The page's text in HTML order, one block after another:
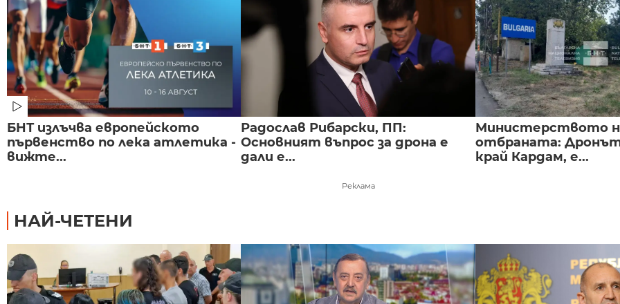
БНТ излъчва европейското
първенство по лека атлетика -
вижте...
Радослав Рибарски, ПП:
Основният въпрос за дрона е
дали е...
Министерството
отбраната:
край Кардам, е...
Реклама
НАЙ-ЧЕТЕНИ